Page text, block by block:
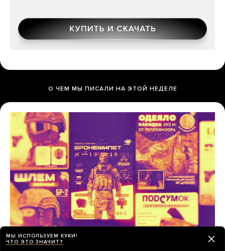
О ЧЕМ МЫ ПИСАЛИ НА ЭТОЙ НЕДЕЛЕ
МЫ ИСПОЛЬЗУЕМ КУКИ!
ЧТО ЭТО ЗНАЧИТ?